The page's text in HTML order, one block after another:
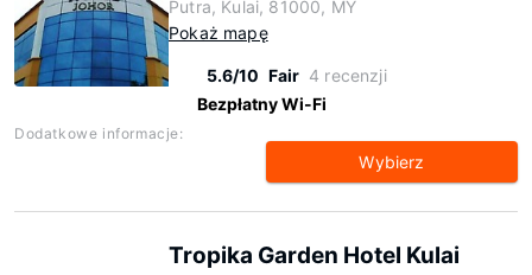
Putra, Kulai, 81000, MY
Pokaż mapę
5.6/10 Fair 4 recenzji
Bezpłatny Wi-Fi
Dodatkowe informacje:
Wybierz
Tropika Garden Hotel Kulai